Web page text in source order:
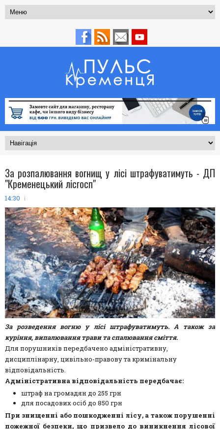
За розпалювання вогнищ у лісі штрафуватимуть - ДП
"Кременецький лісгосп"
14:30
За розведення вогню у лісі штрафуватимуть. А також за
куріння, випалювання трави та спалювання сміття.
Для порушників передбачено адміністративну,
дисциплінарну, цивільно-правову та кримінальну
відповідальність.
Адміністративна відповідальність передбачає:
штраф на громадян до 255 грн
для посадових осіб до 850 грн
При знищенні або пошкодженні лісу, а також порушенні
пожежної безпеки, що призвело до виникнення лісової